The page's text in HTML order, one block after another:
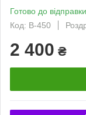
Готово до відправки
Код: B-450
2 400 ₴